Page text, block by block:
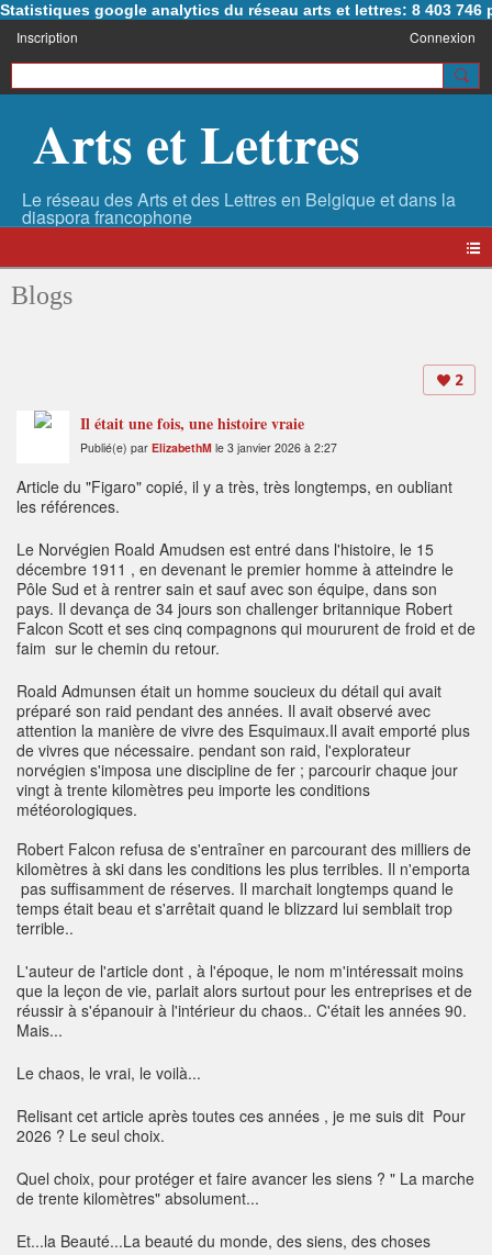
Statistiques google analytics du réseau arts et lettres: 8 403 746
Inscription Connexion
Arts et Lettres
Blogs
2
Il était une fois, une histoire vraie
Publié(e) par ElizabethM le 3 janvier 2026 à 2:27
Article du "Figaro" copié, il y a très, très longtemps, en oubliant
les références.
Le Norvégien Roald Amudsen est entré dans l'histoire, le 15
décembre 1911 , en devenant le premier homme à atteindre le
Pôle Sud et à rentrer sain et sauf avec son équipe, dans son
pays. Il devança de 34 jours son challenger britannique Robert
Falcon Scott et ses cinq compagnons qui moururent de froid et de
faim sur le chemin du retour.
Roald Admunsen était un homme soucieux du détail qui avait
préparé son raid pendant des années. Il avait observé avec
attention la manière de vivre des Esquimaux.Il avait emporté plus
de vivres que nécessaire. pendant son raid, l'explorateur
norvégien s'imposa une discipline de fer ; parcourir chaque jour
vingt à trente kilomètres peu importe les conditions
météorologiques.
Robert Falcon refusa de s'entraîner en parcourant des milliers de
kilomètres à ski dans les conditions les plus terribles. Il n'emporta
pas suffisamment de réserves. Il marchait longtemps quand le
temps était beau et s'arrêtait quand le blizzard lui semblait trop
terrible..
L'auteur de l'article dont , à l'époque, le nom m'intéressait moins
que la leçon de vie, parlait alors surtout pour les entreprises et de
réussir à s'épanouir à l'intérieur du chaos.. C'était les années 90.
Mais...
Le chaos, le vrai, le voilà...
Relisant cet article après toutes ces années , je me suis dit Pour
2026 ? Le seul choix.
Quel choix, pour protéger et faire avancer les siens ? " La marche
de trente kilomètres" absolument...
Et...la Beauté...La beauté du monde, des siens, des choses